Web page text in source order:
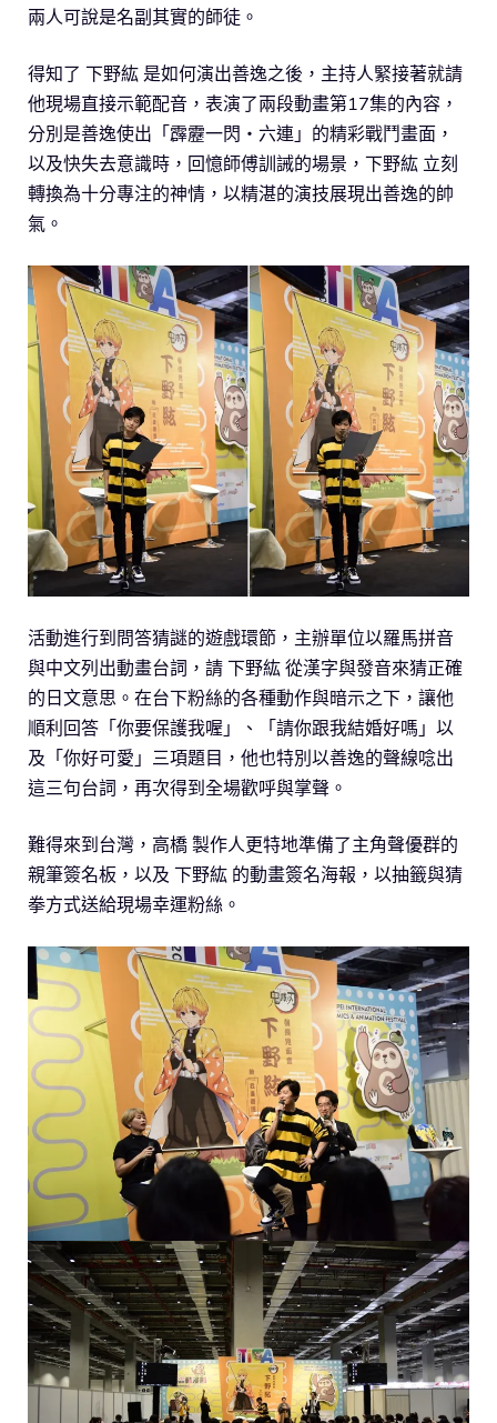
兩人可說是名副其實的師徒。
得知了 下野紘 是如何演出善逸之後，主持人緊接著就請
他現場直接示範配音，表演了兩段動畫第17集的內容，
分別是善逸使出「霹靂一閃・六連」的精彩戰鬥畫面，
以及快失去意識時，回憶師傅訓誡的場景，下野紘 立刻
轉換為十分專注的神情，以精湛的演技展現出善逸的帥
氣。
活動進行到問答猜謎的遊戲環節，主辦單位以羅馬拼音
與中文列出動畫台詞，請 下野紘 從漢字與發音來猜正確
的日文意思。在台下粉絲的各種動作與暗示之下，讓他
順利回答「你要保護我喔」、「請你跟我結婚好嗎」以
及「你好可愛」三項題目，他也特別以善逸的聲線唸出
這三句台詞，再次得到全場歡呼與掌聲。
難得來到台灣，高橋 製作人更特地準備了主角聲優群的
親筆簽名板，以及 下野紘 的動畫簽名海報，以抽籤與猜
拳方式送給現場幸運粉絲。